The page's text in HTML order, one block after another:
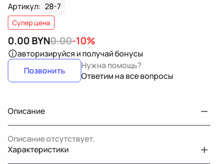
Артикул: 28-7
Супер цена
0.00 BYN0.00-10%
авторизируйся и получай бонусы
Позвонить
Нужна помощь?
Ответим на все вопросы
Описание
Описание отсутствует.
Характеристики